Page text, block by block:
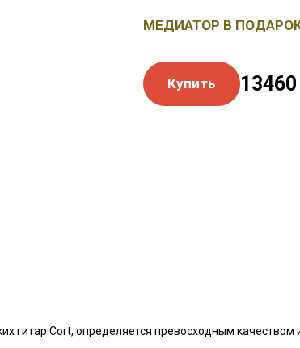
МЕДИАТОР В
Купить
гитар Cort, определяется превосходным